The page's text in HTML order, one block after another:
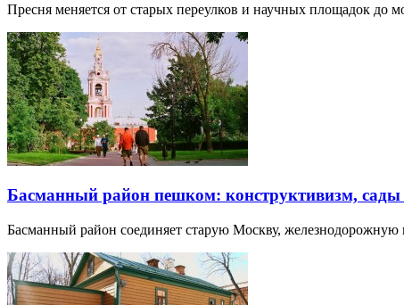
Пресня меняется от старых переулков и научных площадок до
Басманный район пешком: конструктивизм, сады
Басманный район соединяет старую Москву, железнодорожную